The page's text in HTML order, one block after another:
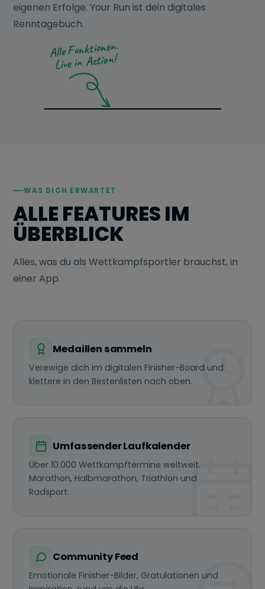
eigenen Erfolge. Your Run ist dein digitales
Renntagebuch.
Alle Funktionen.
Live in Action!
WAS DICH ERWARTET
ALLE FEATURES IM
ÜBERBLICK
Alles, was du als Wettkampfsportler brauchst, in
einer App.
Medaillen sammeln
Verewige dich im digitalen Finisher-Board und
klettere in den Bestenlisten nach oben.
Umfassender Laufkalender
Über 10.000 Wettkampftermine weltweit.
Marathon, Halbmarathon, Triathlon und
Radsport.
Community Feed
Emotionale Finisher-Bilder, Gratulationen und